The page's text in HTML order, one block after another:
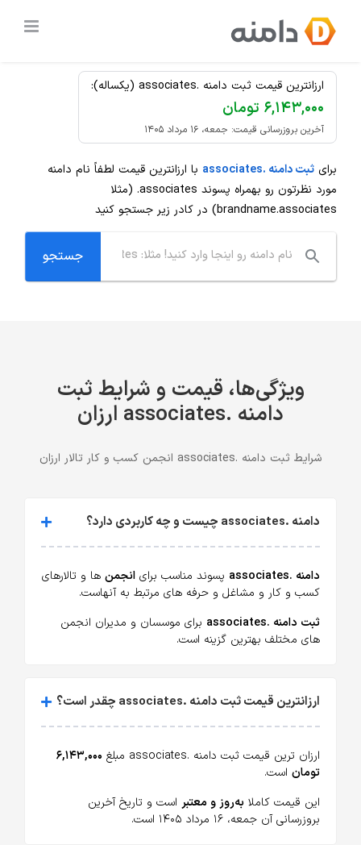
content
ثبت دامنه
ارزان
ارزانترین قیمت ثبت دامنه .associates (یکساله):
۶,۱۴۳,۰۰۰ تومان
آخرین بروزرسانی قیمت: جمعه، ۱۶ مرداد ۱۴۰۵
برای ثبت دامنه .associates
با ارزانترین قیمت لطفاً نام دامنه
مورد نظرتون رو بهمراه پسوند .associates (مثلا
brandname.associates) در کادر زیر جستجو کنید
ویژگی‌ها، قیمت و شرایط ثبت
دامنه .associates ارزان
شرایط ثبت دامنه .associates انجمن کسب و کار تالار ارزان
دامنه .associates چیست و چه کاربردی دارد؟
دامنه .associates پسوند مناسب برای انجمن ها و تالارهای
کسب و کار و مشاغل و حرفه های مرتبط به آنهاست.
ثبت دامنه .associates
برای موسسان و مدیران انجمن
های مختلف بهترین گزینه است.
ارزانترین قیمت ثبت دامنه .associates چقدر است؟
ارزان ترین قیمت ثبت دامنه .associates مبلغ
۶,۱۴۳,۰۰۰
تومان است.
این قیمت کاملا به‌روز و معتبر است و تاریخ آخرین
بروزرسانی آن جمعه، ۱۶ مرداد ۱۴۰۵ است.